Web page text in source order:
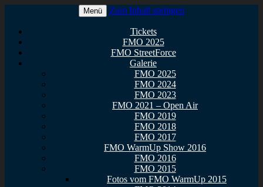
FullMetal Osthessen – 13. FMO
2026
Menü Zum Inhalt springen
Tickets
FMO 2025
FMO StreetForce
Galerie
FMO 2025
FMO 2024
FMO 2023
FMO 2021 – Open Air
FMO 2019
FMO 2018
FMO 2017
FMO WarmUp Show 2016
FMO 2016
FMO 2015
Fotos vom FMO WarmUp 2015